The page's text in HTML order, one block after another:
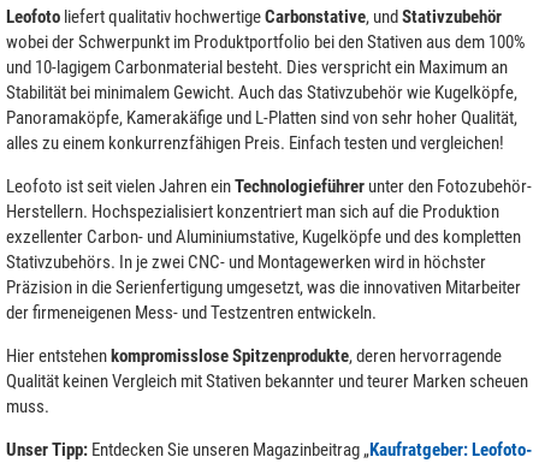
Leofoto liefert qualitativ hochwertigeCarbonstative, undStativzubehör
wobei der Schwerpunkt im Produktportfolio bei den Stativen aus dem 100%
und 10-lagigem Carbonmaterial besteht. Dies verspricht ein Maximum an
Stabilität bei minimalem Gewicht. Auch das Stativzubehör wie Kugelköpfe,
Panoramaköpfe, Kamerakäfige und L-Platten sind von sehr hoher Qualität,
alles zu einem konkurrenzfähigen Preis. Einfach testen und vergleichen!
Leofoto ist seit vielen Jahren einTechnologieführer unter den Fotozubehör-
Herstellern. Hochspezialisiert konzentriert man sich auf die Produktion
exzellenter Carbon- und Aluminiumstative, Kugelköpfe und des kompletten
Stativzubehörs. In je zwei CNC- und Montagewerken wird in höchster
Präzision in die Serienfertigung umgesetzt, was die innovativen Mitarbeiter
der firmeneigenen Mess- und Testzentren entwickeln.
Hier entstehenkompromisslose Spitzenprodukte, deren hervorragende
Qualität keinen Vergleich mit Stativen bekannter und teurer Marken scheuen
muss.
Unser Tipp: Entdecken Sie unseren Magazinbeitrag „Kaufratgeber: Leofoto-